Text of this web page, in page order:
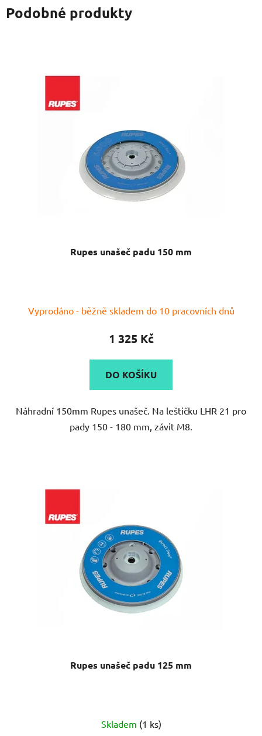
Podobné produkty
Rupes unašeč padu 150 mm
Vyprodáno - běžně skladem do 10 pracovních dnů
1 325 Kč
DO KOŠÍKU
Náhradní 150mm Rupes unašeč. Na leštičku LHR 21 pro
pady 150 - 180 mm, závit M8.
Rupes unašeč padu 125 mm
hodnocení
Skladem (1 ks)